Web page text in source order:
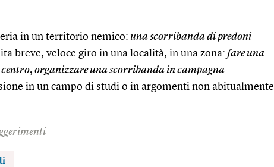
in un territorio nemico: una scorribanda di predoni
breve, veloce giro in una località, in una zona: fare una
, organizzare una scorribanda in campagna
in un campo di studi o in argomenti non abitualmente